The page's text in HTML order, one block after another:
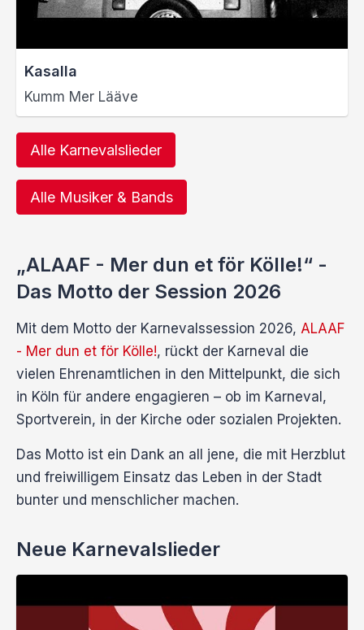
Kasalla
Kumm Mer Lääve
Alle Karnevalslieder
Alle Musiker & Bands
„ALAAF - Mer dun et för Kölle!“ -
Das Motto der Session 2026
Mit dem Motto der Karnevalssession 2026, ALAAF
- Mer dun et för Kölle!, rückt der Karneval die
vielen Ehrenamtlichen in den Mittelpunkt, die sich
in Köln für andere engagieren – ob im Karneval,
Sportverein, in der Kirche oder sozialen Projekten.
Das Motto ist ein Dank an all jene, die mit Herzblut
und freiwilligem Einsatz das Leben in der Stadt
bunter und menschlicher machen.
Neue Karnevalslieder